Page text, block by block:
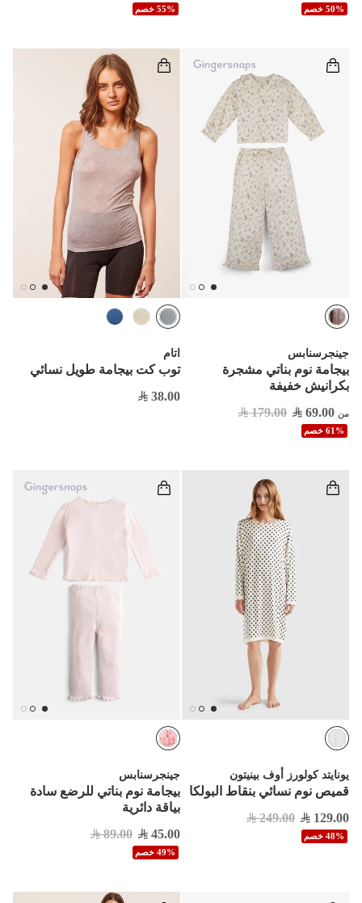
50% خصم 55% خصم
جينجرسنابس
بيجامة نوم بناتي مشجرة
بكرانيش خفيفة
من 69.00
179.00
61% خصم
اتام
توب كت بيجامة طويل نسائي
38.00
يونايتد كولورز أوف بينيتون
قميص نوم نسائي بنقاط البولكا
129.00
249.00
48% خصم
جينجرسنابس
بيجامة نوم بناتي للرضع سادة
بياقة دائرية
45.00
89.00
49% خصم